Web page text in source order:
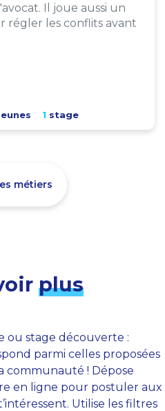
Il joue aussi un
régler les conflits avant
1 stage
métiers
plus
ou stage découverte :
parmi celles proposées
communauté ! Dépose
en ligne pour postuler aux
Utilise les filtres